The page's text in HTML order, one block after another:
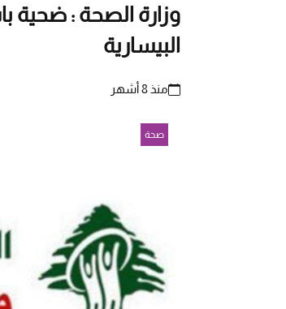
وزارة الصحة : ضحية
البيسارية
منذ 8 أشهر
صحة